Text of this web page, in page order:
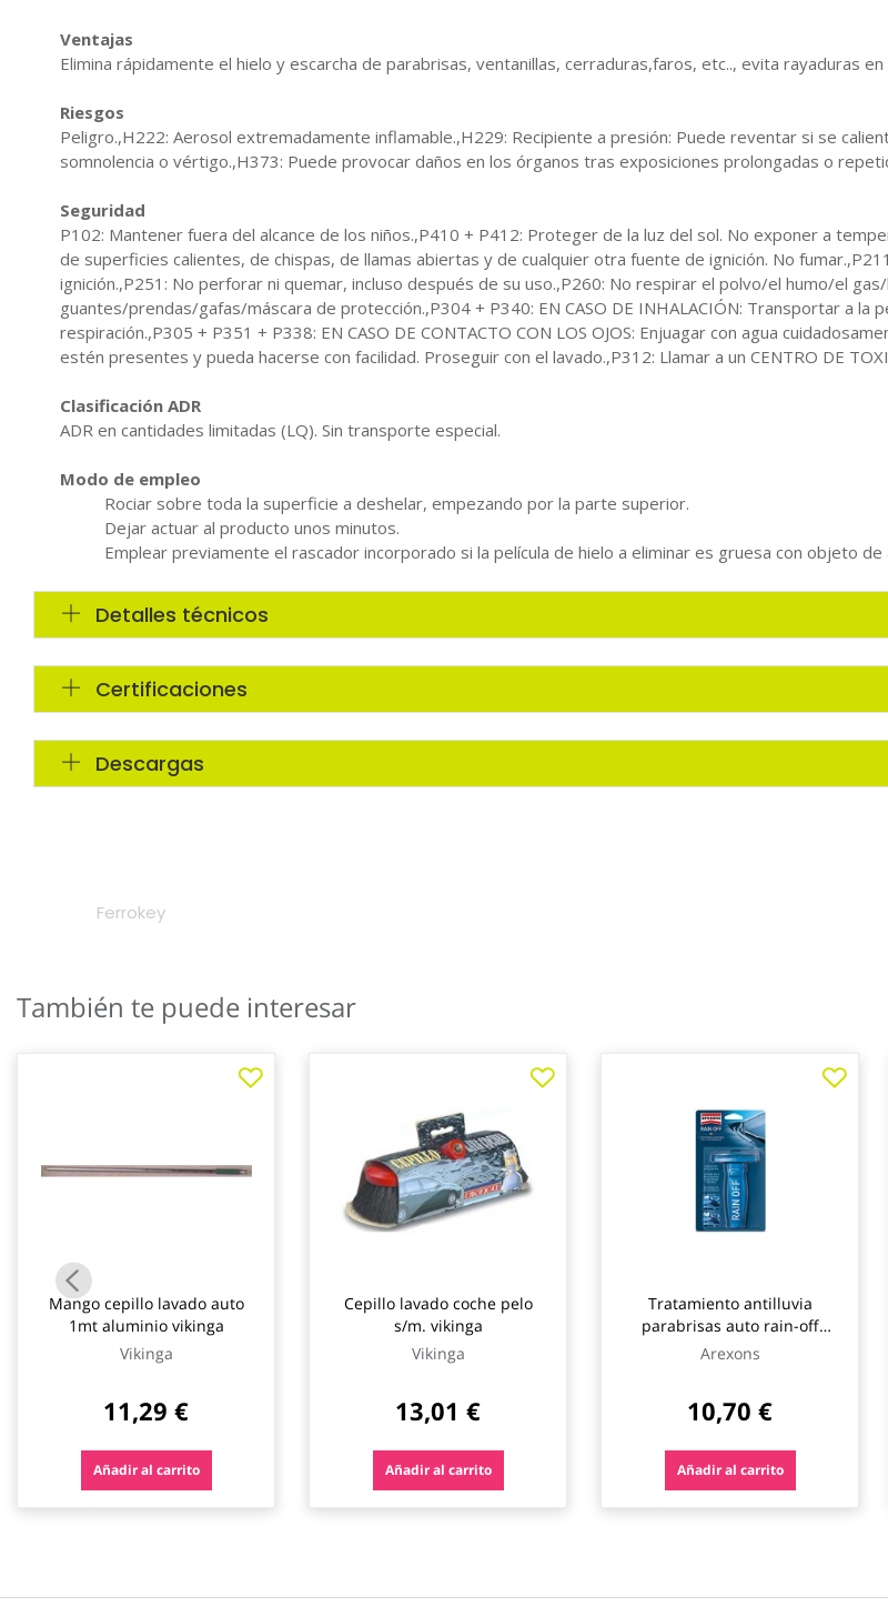
También te puede interesar
Mango cepillo lavado auto
1mt aluminio vikinga
Vikinga
11,29 €
Añadir al carrito
Cepillo lavado coche pelo
s/m. vikinga
Vikinga
13,01 €
Añadir al carrito
Tratamiento antilluvia
parabrisas auto rain-off
proteje arexons
Arexons
10,70 €
Añadir al carrito